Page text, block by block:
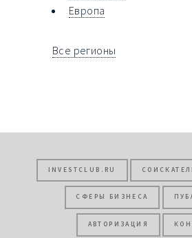
Европа
Все регионы
INVESTCLUB.RU
СФЕРЫ БИЗНЕСА
АВТОРИЗАЦИЯ